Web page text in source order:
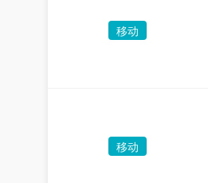
移动
移动